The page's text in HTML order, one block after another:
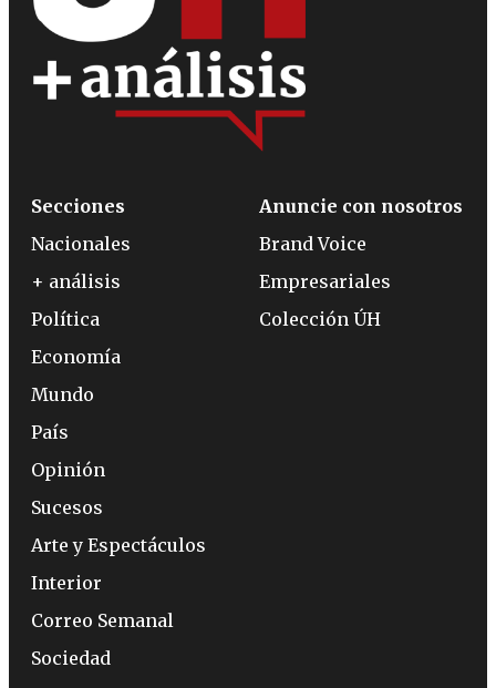
Secciones
Nacionales
+ análisis
Política
Economía
Mundo
País
Opinión
Sucesos
Arte y Espectáculos
Interior
Correo Semanal
Sociedad
Anuncie con nosotros
Brand Voice
Empresariales
Colección ÚH